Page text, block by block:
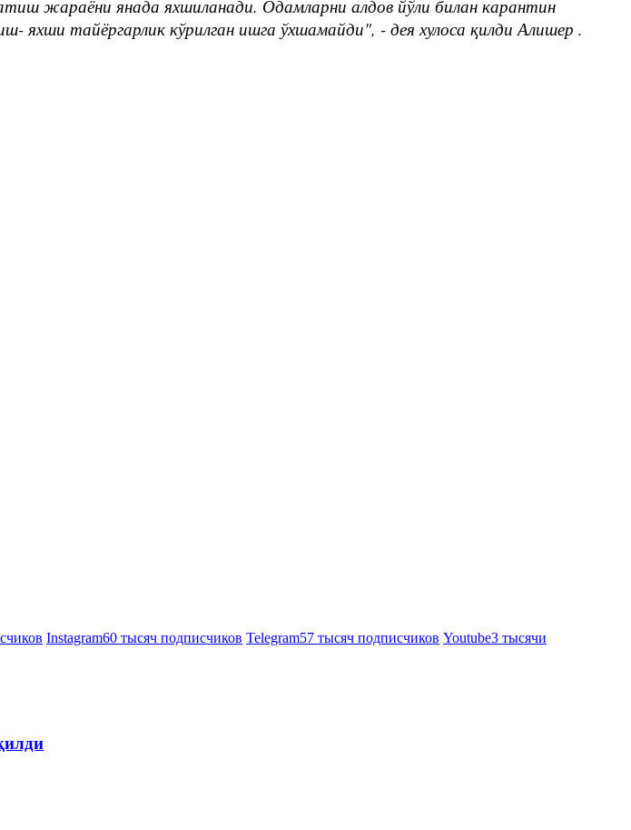
жараёни янада яхшиланади. Одамларни алдов йўли билан карантин
тайёргарлик кўрилган ишга ўхшамайди", - дея хулоса қилди Алишер .
Instagram60 тысяч подписчиков Telegram57 тысяч подписчиков Youtube3 тысячи